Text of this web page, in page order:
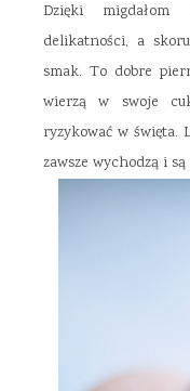
Dzięki
delikatności, a
smak. To dobre
wierzą w swoje
ryzykować w święta.
zawsze wychodzą i są